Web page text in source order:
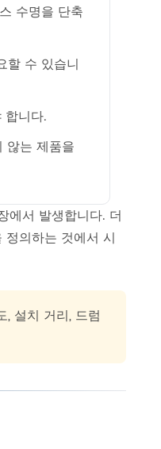
수명을 단축
할 수 있습니
합니다.
않는 제품을
에서 발생합니다. 더
의하는 것에서 시
설치 거리, 드럼